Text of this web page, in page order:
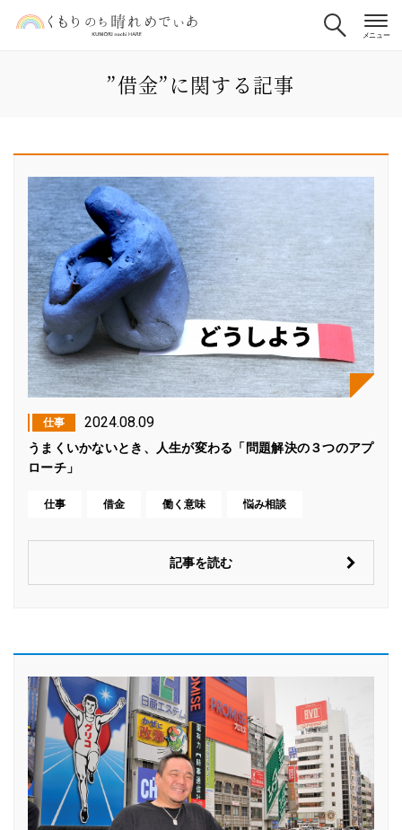
”借金”に関する記事
仕事 2024.08.09
うまくいかないとき、人生が変わる「問題解決の３つのアプ
ローチ」
仕事 借金 働く意味 悩み相談
記事を読む